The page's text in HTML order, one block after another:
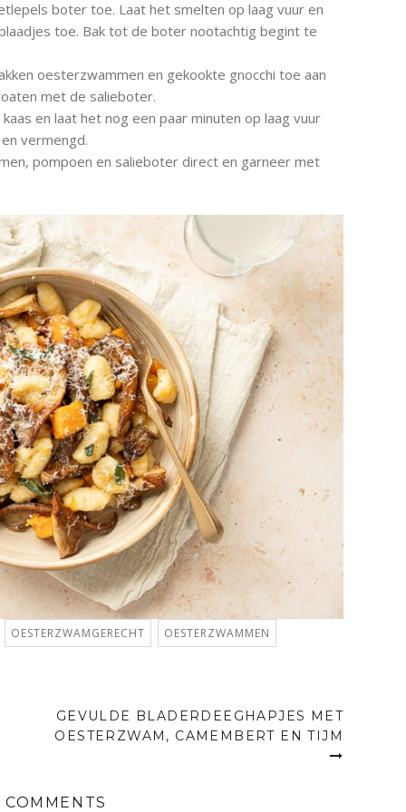
boter toe. Laat het smelten op laag vuur en
toe. Bak tot de boter nootachtig begint te
oesterzwammen en gekookte gnocchi toe aan
met de salieboter.
en laat het nog een paar minuten op laag vuur
vermengd.
pompoen en salieboter direct en garneer met
OESTERZWAMGERECHT OESTERZWAMMEN
GEVULDE BLADERDEEGHAPJES MET
OESTERZWAM, CAMEMBERT EN TIJM
COMMENTS